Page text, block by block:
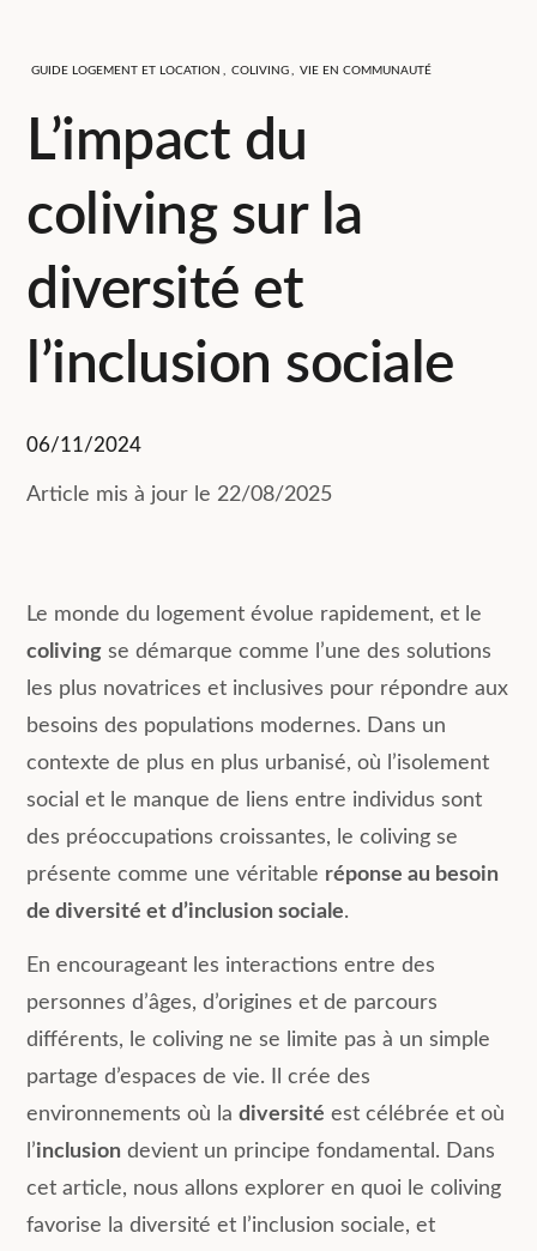
GUIDE LOGEMENT ET LOCATION COLIVING VIE EN COMMUNAUTÉ
L’impact du
coliving sur la
diversité et
l’inclusion sociale
06/11/2024
Article mis à jour le 22/08/2025
Le monde du logement évolue rapidement, et le
coliving se démarque comme l’une des solutions
les plus novatrices et inclusives pour répondre aux
besoins des populations modernes. Dans un
contexte de plus en plus urbanisé, où l’isolement
social et le manque de liens entre individus sont
des préoccupations croissantes, le coliving se
présente comme une véritable réponse au besoin
de diversité et d’inclusion sociale.
En encourageant les interactions entre des
personnes d’âges, d’origines et de parcours
différents, le coliving ne se limite pas à un simple
partage d’espaces de vie. Il crée des
environnements où ladiversité est célébrée et où
l’inclusion devient un principe fondamental. Dans
cet article, nous allons explorer en quoi le coliving
favorise la diversité et l’inclusion sociale, et